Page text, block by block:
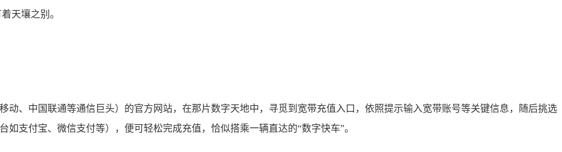
天壤之别。
动、中国联通等通信巨头）的官方网站，在那片数字天地中，寻觅到宽带充值入口，依照提示输入宽带账号等关键信息，随后挑选
支付宝、微信支付等），便可轻松完成充值，恰似搭乘一辆直达的“数字快车”。